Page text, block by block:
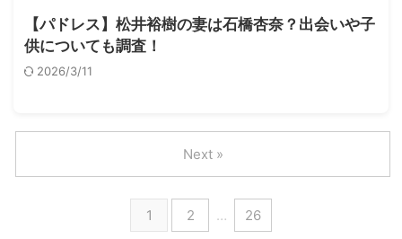
【パドレス】松井裕樹の妻は石橋杏奈？出会いや子
供についても調査！
2026/3/11
1 2 … 26
Next »